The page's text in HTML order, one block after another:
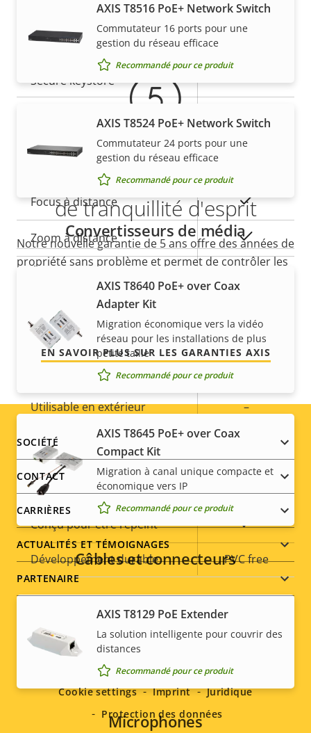
de la
propriété
Valeur de
la
propriété
Oui
Démarrage sécurisé
Secure keystore -
Général
Description
de la
propriété
Valeur de
la
propriété
Focus à distance Oui
Zoom à distance Oui
Stockage local (fente pour
carte mémoire)
Température de
fonctionnement
0 to 50 °C
Utilisable en extérieur –
Indice de protection contre
le vandalisme
Indice de protection IP -
Conçu pour être repeint Oui
Développement durable PVC free
AXIS T8516 PoE+ Network Switch
Commutateur 16 ports pour une
gestion du réseau efficace
Recommandé pour ce produit
AXIS T8524 PoE+ Network Switch
Commutateur 24 ports pour une
gestion du réseau efficace
Recommandé pour ce produit
Convertisseurs de média
AXIS T8640 PoE+ over Coax
Adapter Kit
Migration économique vers la vidéo
réseau pour les installations de plus
petite taille
Recommandé pour ce produit
AXIS T8645 PoE+ over Coax
Compact Kit
Migration à canal unique compacte et
économique vers IP
Recommandé pour ce produit
Câbles et connecteurs
AXIS T8129 PoE Extender
La solution intelligente pour couvrir des
distances
Recommandé pour ce produit
Microphones
Garantie
5 ans de garantie pour plus
de tranquillité d'esprit
Notre nouvelle garantie de 5 ans offre des années de
propriété sans problème et permet de contrôler les
coûts. En outre, rien n'est caché dans les petits
caractères, vous obtenez exactement ce que nous
promettons.
EN SAVOIR PLUS SUR LES GARANTIES AXIS
Footer
menu
SOCIÉTÉ
CONTACT
CARRIÈRES
ACTUALITÉS ET TÉMOIGNAGES
PARTENAIRE
Social
menu
Cookie settings Imprint
Juridique
Protection des données